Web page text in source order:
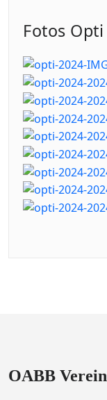
Fotos Opti
OABB Verein